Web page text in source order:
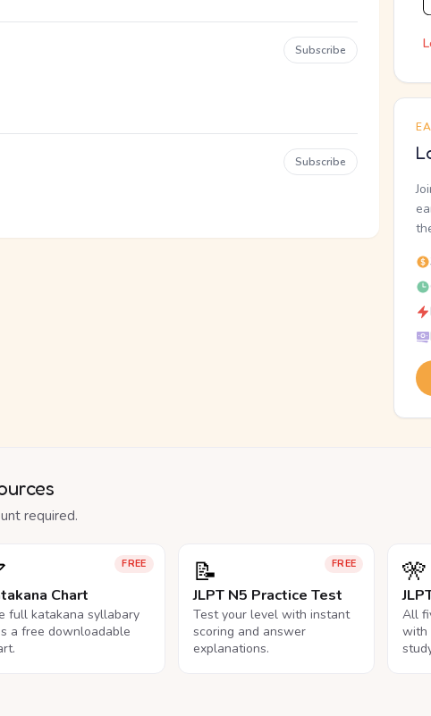
Subscribe
Subscribe
required.
FREE
Chart
full katakana syllabary
a free downloadable
FREE
📝
JLPT N5 Practice Test
Test your level with instant
scoring and answer
explanations.
🎌
All
with